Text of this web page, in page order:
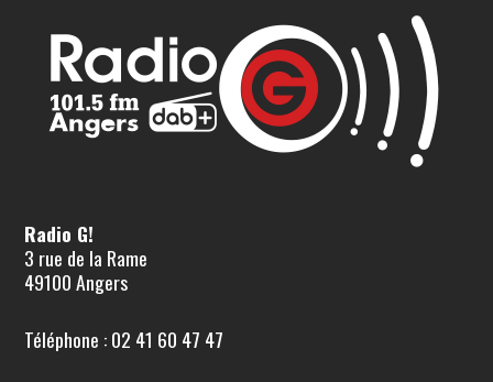
Radio G!
3 rue de la Rame
49100 Angers
Téléphone : 02 41 60 47 47